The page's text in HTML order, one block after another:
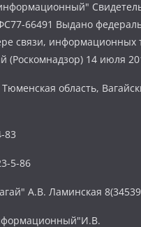
66491 Выдано
связи, информационных
(Роскомнадзор) 14 июля
область,
83
5-86
А.В. Ламинская